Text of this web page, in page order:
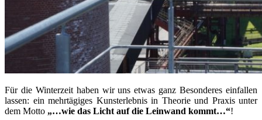
Für die Winterzeit haben wir uns etwas ganz Besonderes einfallen
lassen: ein mehrtägiges Kunsterlebnis in Theorie und Praxis unter
dem Motto „…wie das Licht auf die Leinwand kommt…“!